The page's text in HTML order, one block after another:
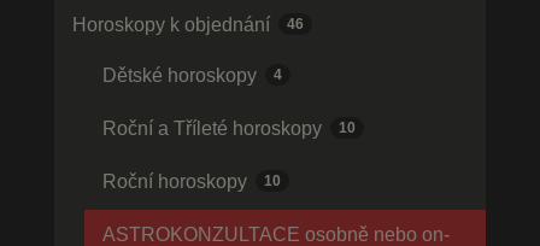
Horoskopy k objednání 46
Dětské horoskopy 4
Roční a Tříleté horoskopy 10
Roční horoskopy 10
ASTROKONZULTACE osobně nebo on-